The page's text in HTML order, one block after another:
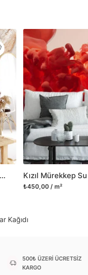
Doğal Görünümlü Kum Rengi Mermer Duvar Posteri
₺450,00 / m²
kullanım amacına
dolap kapakları
yeni bir görünüm
türlü yüzeye
ilgili kategoride
sınırlı kalmayıp aynı
dekorasyon ürünlerinin
tasarımının önemini
kabul ediyoruz. Bu
ve trendlere ayak
da öncü rol
olursa bizimle
Kağıdı
500₺ ÜZERİ ÜCRETSİZ
KARGO